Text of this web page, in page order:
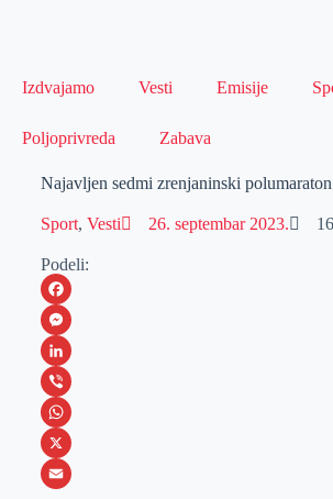
Izdvajamo Vesti Emisije
Poljoprivreda Zabava
Najavljen sedmi zrenjaninski polumaraton
Sport, Vesti 26. septembar 2023.
Podeli:
F
a
c
e
b
o
M
e
s
s
e
L
i
n
k
V
i
b
W
h
X